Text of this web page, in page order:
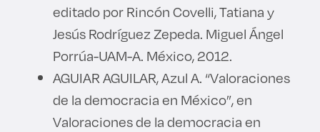
editado por Rincón Covelli, Tatiana y
Jesús Rodríguez Zepeda. Miguel Ángel
Porrúa-UAM-A. México, 2012.
AGUIAR AGUILAR, Azul A. “Valoraciones
de la democracia en México”, en
Valoraciones de la democracia en